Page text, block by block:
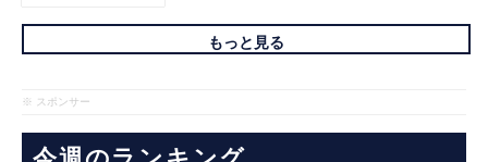
もっと見る
※ スポンサー